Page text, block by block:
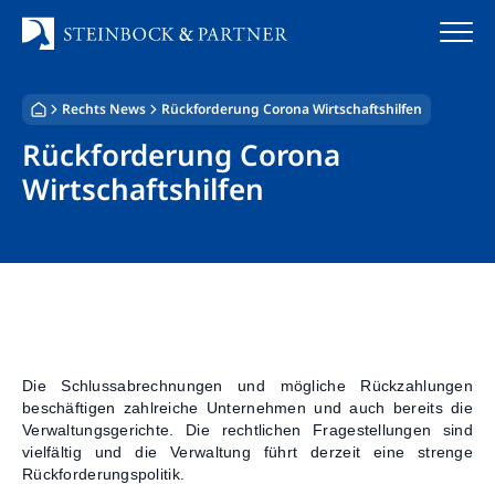
Inhalt
springen
Startseite
Kanzlei
Steuerberatung
Stellenangebote
Rechts News Rückforderung Corona Wirtschaftshilfen
Rückforderung Corona
Wirtschaftshilfen
Die Schlussabrechnungen und mögliche Rückzahlungen
beschäftigen zahlreiche Unternehmen und auch bereits die
Verwaltungsgerichte. Die rechtlichen Fragestellungen sind
vielfältig und die Verwaltung führt derzeit eine strenge
Rückforderungspolitik.